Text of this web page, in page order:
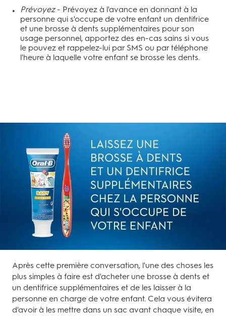
Prévoyez- Prévoyez à l'avance en donnant à la
personne qui s'occupe de votre enfant un dentifrice
et une brosse à dents supplémentaires pour son
usage personnel, apportez des en-cas sains si vous
le pouvez et rappelez-lui par SMS ou par téléphone
l'heure à laquelle votre enfant se brosse les dents.
Après cette première conversation, l'une des choses les
plus simples à faire est d'acheter une brosse à dents et
un dentifrice supplémentaires et de les laisser à la
personne en charge de votre enfant. Cela vous évitera
d'avoir à les mettre dans un sac avant chaque visite, en